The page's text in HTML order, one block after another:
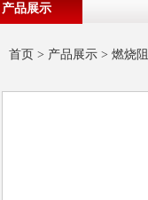
产品展示
首页 > 产品展示> 燃烧